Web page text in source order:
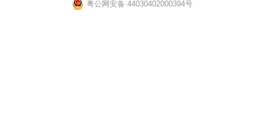
粤公网安备 44030402000394号